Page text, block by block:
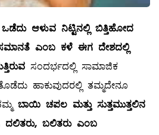
ಒಡೆದು ಆಳುವ ನಿಟ್ಟಿನಲ್ಲಿ ಬಿತ್ತಿಹೋದ
ಎಂಬ ಕಳೆ ಈಗ ದೇಶದಲ್ಲಿ
ಸಂದರ್ಭದಲ್ಲಿ ಸಾಮಾಜಿಕ
ಹಾಕುವುದರಲ್ಲಿ ತಮ್ಮದೇನೂ
ಬಾಯಿ ಚಪಲ ಮತ್ತು ಸುತ್ತಮುತ್ತಲಿನ
ದಲಿತರು, ಬಲಿತರು ಎಂಬ